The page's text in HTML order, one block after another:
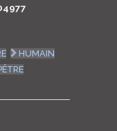
HUMAIN